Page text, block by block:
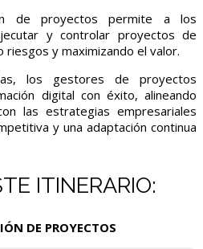
de proyectos permite a los
y controlar proyectos de
y maximizando el valor.
los gestores de proyectos
digital con éxito, alineando
las estrategias empresariales
y una adaptación continua
ITINERARIO:
DE PROYECTOS